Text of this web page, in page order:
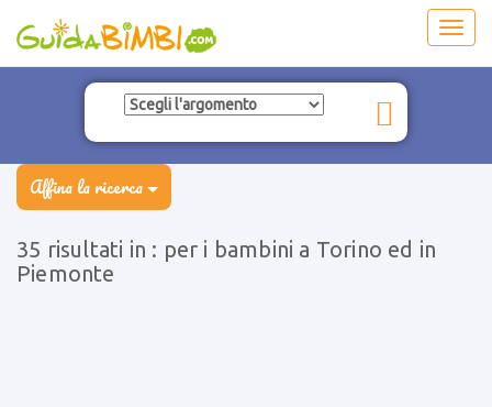
Affina la ricerca
35 risultati in : per i bambini a Torino ed in
Piemonte